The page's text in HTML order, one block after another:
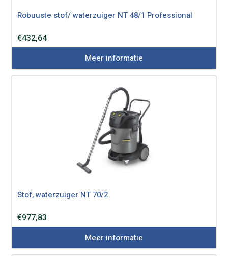
Robuuste stof/ waterzuiger NT 48/1 Professional
€432,64
Meer informatie
Stof, waterzuiger NT 70/2
€977,83
Meer informatie